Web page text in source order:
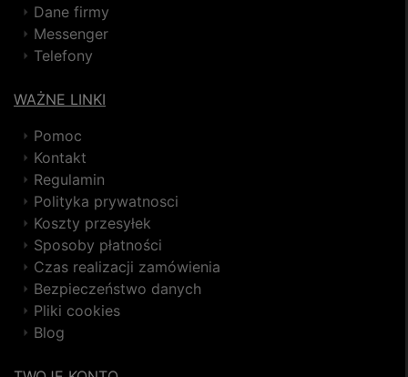
Dane firmy
Messenger
Telefony
WAŻNE LINKI
Pomoc
Kontakt
Regulamin
Polityka prywatnosci
Koszty przesyłek
Sposoby płatności
Czas realizacji zamówienia
Bezpieczeństwo danych
Pliki cookies
Blog